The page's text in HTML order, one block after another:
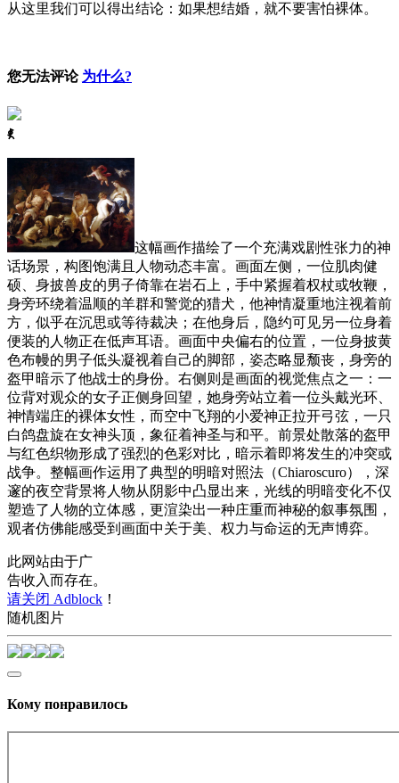
从这里我们可以得出结论：如果想结婚，就不要害怕裸体。
您无法评论 为什么?
ꈅ
这幅画作描绘了一个充满戏剧性张力的神
话场景，构图饱满且人物动态丰富。画面左侧，一位肌肉健
硕、身披兽皮的男子倚靠在岩石上，手中紧握着权杖或牧鞭，
身旁环绕着温顺的羊群和警觉的猎犬，他神情凝重地注视着前
方，似乎在沉思或等待裁决；在他身后，隐约可见另一位身着
便装的人物正在低声耳语。画面中央偏右的位置，一位身披黄
色布幔的男子低头凝视着自己的脚部，姿态略显颓丧，身旁的
盔甲暗示了他战士的身份。右侧则是画面的视觉焦点之一：一
位背对观众的女子正侧身回望，她身旁站立着一位头戴光环、
神情端庄的裸体女性，而空中飞翔的小爱神正拉开弓弦，一只
白鸽盘旋在女神头顶，象征着神圣与和平。前景处散落的盔甲
与红色织物形成了强烈的色彩对比，暗示着即将发生的冲突或
战争。整幅画作运用了典型的明暗对照法（Chiaroscuro），深
邃的夜空背景将人物从阴影中凸显出来，光线的明暗变化不仅
塑造了人物的立体感，更渲染出一种庄重而神秘的叙事氛围，
观者仿佛能感受到画面中关于美、权力与命运的无声博弈。
此网站由于广
告收入而存在。
请关闭 Adblock ！
随机图片
Кому понравилось